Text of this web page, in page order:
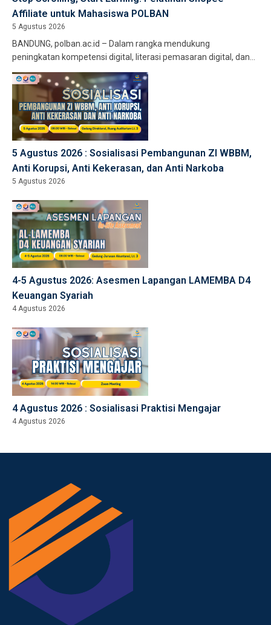
Affiliate untuk Mahasiswa POLBAN
5 Agustus 2026
BANDUNG, polban.ac.id – Dalam rangka mendukung
peningkatan kompetensi digital, literasi pemasaran digital, dan
pengembangan kewirausahaan, Balai Pelatihan Vokasi dan
Produktivitas […]
5 Agustus 2026 : Sosialisasi Pembangunan ZI WBBM,
Anti Korupsi, Anti Kekerasan, dan Anti Narkoba
5 Agustus 2026
4-5 Agustus 2026: Asesmen Lapangan LAMEMBA D4
Keuangan Syariah
4 Agustus 2026
4 Agustus 2026 : Sosialisasi Praktisi Mengajar
4 Agustus 2026